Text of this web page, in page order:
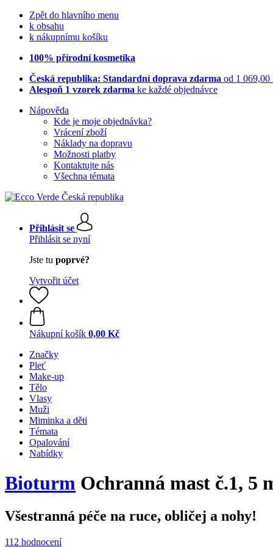
Zpět do hlavního menu
k obsahu
k nákupnímu košíku
100% přírodní kosmetika
Česká republika: Standardní doprava zdarma od 1 069,00
Alespoň 1 vzorek zdarma ke každé objednávce
Nápověda
Kde je moje objednávka?
Vrácení zboží
Náklady na dopravu
Možnosti platby
Kontaktujte nás
Všechna témata
Přihlásit se
Přihlásit se nyní
Jste tu poprvé?
Vytvořit účet
Nákupní košík 0,00 Kč
Značky
Pleť
Make-up
Tělo
Vlasy
Muži
Miminka a děti
Témata
Opalování
Nabídky
Bioturm Ochranná mast č.1, 5
Všestranná péče na ruce, obličej a nohy!
112 hodnocení